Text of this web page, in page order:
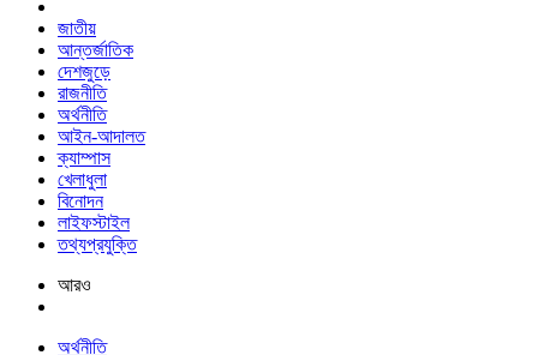
জাতীয়
আন্তর্জাতিক
দেশজুড়ে
রাজনীতি
অর্থনীতি
আইন-আদালত
ক্যাম্পাস
খেলাধুলা
বিনোদন
লাইফস্টাইল
তথ্যপ্রযুক্তি
আরও
অর্থনীতি